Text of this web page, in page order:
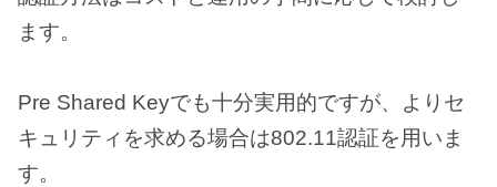
ます。
Pre Shared Keyでも十分実用的ですが、よりセ
キュリティを求める場合は802.11認証を用いま
す。